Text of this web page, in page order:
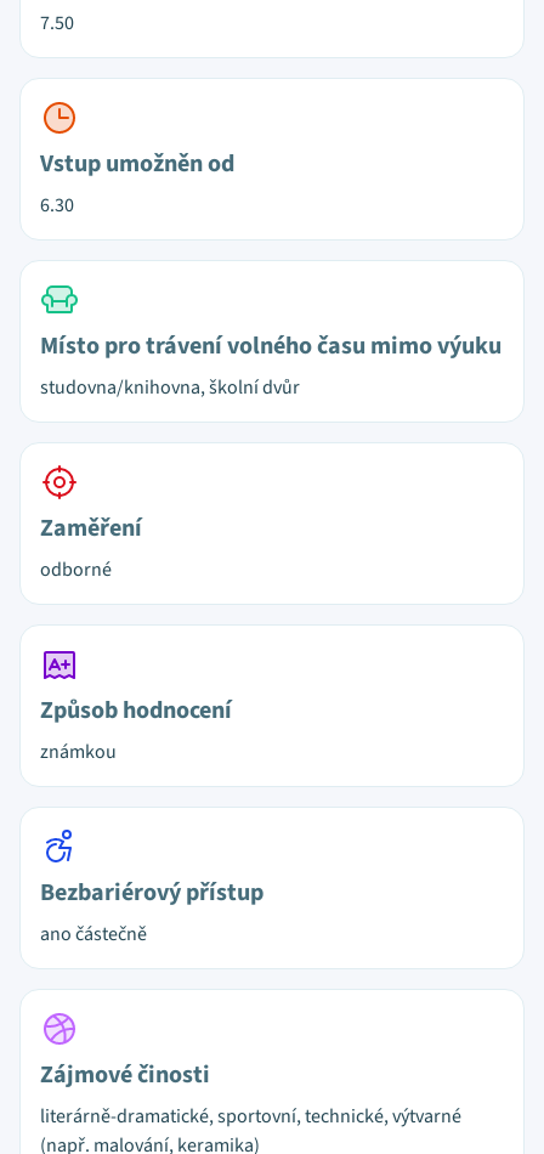
7.50
Vstup umožněn od
6.30
Místo pro trávení volného času mimo výuku
studovna/knihovna, školní dvůr
Zaměření
odborné
Způsob hodnocení
známkou
Bezbariérový přístup
ano částečně
Zájmové činosti
literárně-dramatické, sportovní, technické, výtvarné
(např. malování, keramika)